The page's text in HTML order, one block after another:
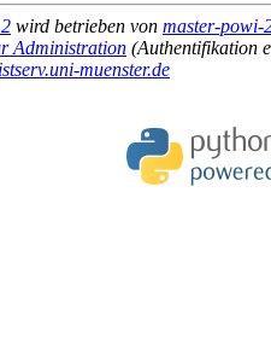
wird betrieben von master-powi-
Administration (Authentifikation
muenster.de